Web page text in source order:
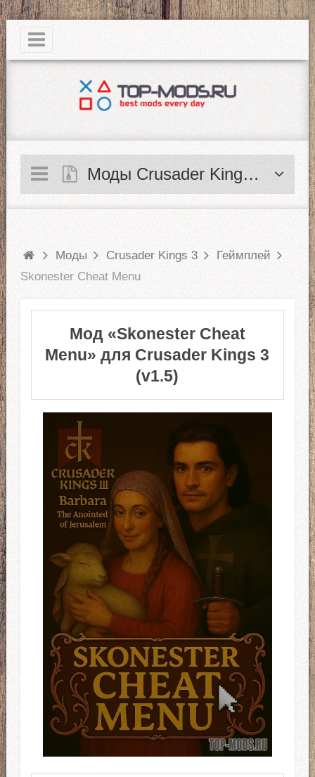
|
Моды Crusader Kings 3
Моды Crusader Kings 3
Геймплей
Skonester Cheat Menu
Мод «Skonester Cheat
Menu» для Crusader Kings 3
(v1.5)